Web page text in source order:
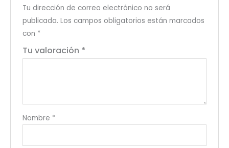
Tu dirección de correo electrónico no será
publicada. Los campos obligatorios están marcados
con *
Tu valoración *
Nombre *